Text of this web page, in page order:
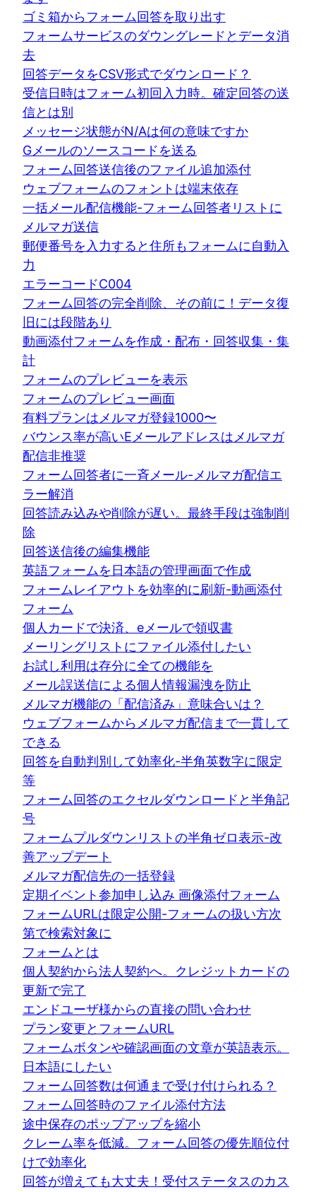
ゴミ箱からフォーム回答を取り出す
フォームサービスのダウングレードとデータ消
去
回答データをCSV形式でダウンロード？
受信日時はフォーム初回入力時。確定回答の送
信とは別
メッセージ状態がN/Aは何の意味ですか
Gメールのソースコードを送る
フォーム回答送信後のファイル追加添付
ウェブフォームのフォントは端末依存
一括メール配信機能-フォーム回答者リストに
メルマガ送信
郵便番号を入力すると住所もフォームに自動入
力
エラーコードC004
フォーム回答の完全削除、その前に！データ復
旧には段階あり
動画添付フォームを作成・配布・回答収集・集
計
フォームのプレビューを表示
フォームのプレビュー画面
有料プランはメルマガ登録1000〜
バウンス率が高いEメールアドレスはメルマガ
配信非推奨
フォーム回答者に一斉メール-メルマガ配信エ
ラー解消
回答読み込みや削除が遅い。最終手段は強制削
除
回答送信後の編集機能
英語フォームを日本語の管理画面で作成
フォームレイアウトを効率的に刷新-動画添付
フォーム
個人カードで決済、eメールで領収書
メーリングリストにファイル添付したい
お試し利用は存分に全ての機能を
メール誤送信による個人情報漏洩を防止
メルマガ機能の「配信済み」意味合いは？
ウェブフォームからメルマガ配信まで一貫して
できる
回答を自動判別して効率化-半角英数字に限定
等
フォーム回答のエクセルダウンロードと半角記
号
フォームプルダウンリストの半角ゼロ表示-改
善アップデート
メルマガ配信先の一括登録
定期イベント参加申し込み 画像添付フォーム
フォームURLは限定公開-フォームの扱い方次
第で検索対象に
フォームとは
個人契約から法人契約へ。クレジットカードの
更新で完了
エンドユーザ様からの直接の問い合わせ
プラン変更とフォームURL
フォームボタンや確認画面の文章が英語表示。
日本語にしたい
フォーム回答数は何通まで受け付けられる？
フォーム回答時のファイル添付方法
途中保存のポップアップを縮小
クレーム率を低減。フォーム回答の優先順位付
けで効率化
回答が増えても大丈夫！受付ステータスのカス